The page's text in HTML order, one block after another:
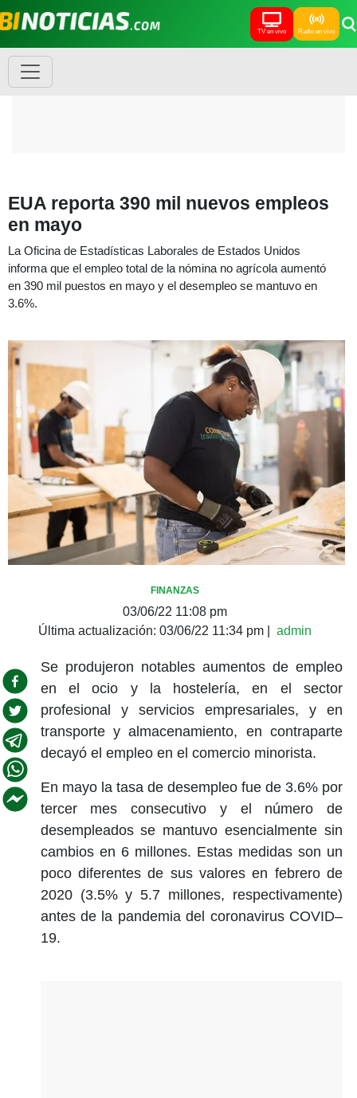
TV en vivo Radio en vivo
EUA reporta 390 mil nuevos empleos
en mayo
La Oficina de Estadísticas Laborales de Estados Unidos
informa que el empleo total de la nómina no agrícola aumentó
en 390 mil puestos en mayo y el desempleo se mantuvo en
3.6%.
FINANZAS
03/06/22 11:08 pm
Última actualización: 03/06/22 11:34 pm| admin
Se produjeron notables aumentos de empleo
en el ocio y la hostelería, en el sector
profesional y servicios empresariales, y en
transporte y almacenamiento, en contraparte
decayó el empleo en el comercio minorista.
En mayo la tasa de desempleo fue de 3.6% por
tercer mes consecutivo y el número de
desempleados se mantuvo esencialmente sin
cambios en 6 millones. Estas medidas son un
poco diferentes de sus valores en febrero de
2020 (3.5% y 5.7 millones, respectivamente)
antes de la pandemia del coronavirus COVID–
19.